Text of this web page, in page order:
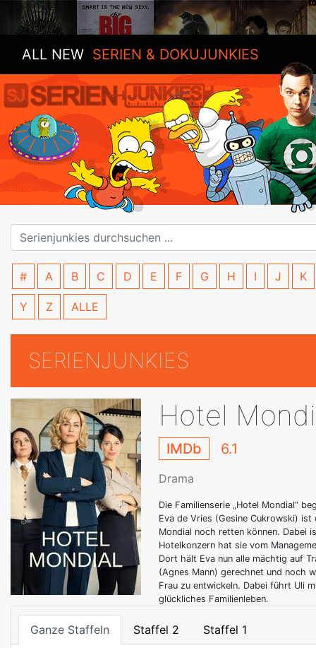
ALL NEW SERIEN & DOKUJUNKIES
# A B C D E F G H I J K
Y Z ALLE
SERIENJUNKIES
Hotel
IMDb 6.1
Drama
Die Familienserie „Hotel Mondial“
Eva de Vries (Gesine Cukrowski)
Mondial noch retten können. Dabei
Hotelkonzern hat sie vom
Dort hält Eva nun alle mächtig auf
(Agnes Mann) gerechnet und noch
Frau zu entwickeln. Dabei führt Uli
glückliches Familienleben.
Ganze Staffeln Staffel 2 Staffel 1